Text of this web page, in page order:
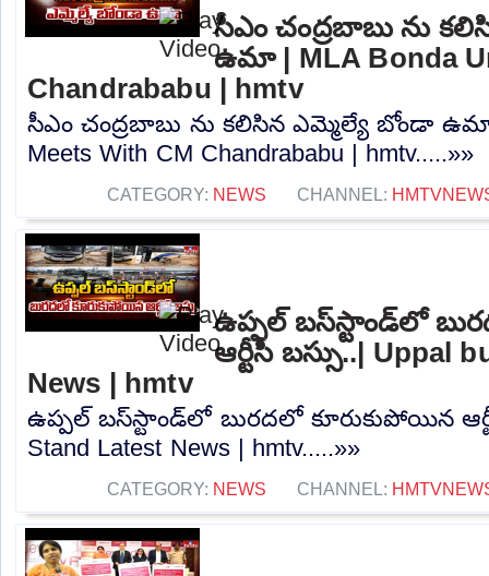
సీఎం చంద్రబాబు ను
ఉమా | MLA Bonda
Chandrababu | hmtv
సీఎం చంద్రబాబు ను కలిసిన ఎమ్మెల్యే బోండా ఉమా
Meets With CM Chandrababu | hmtv.....»»
CATEGORY: NEWS CHANNEL:
ఉప్పల్ బస్‌స్టాండ్‌లో
ఆర్టీసీ బస్సు..| Uppal
News | hmtv
ఉప్పల్ బస్‌స్టాండ్‌లో బురదలో కూరుకుపోయిన
Stand Latest News | hmtv.....»»
CATEGORY: NEWS CHANNEL: